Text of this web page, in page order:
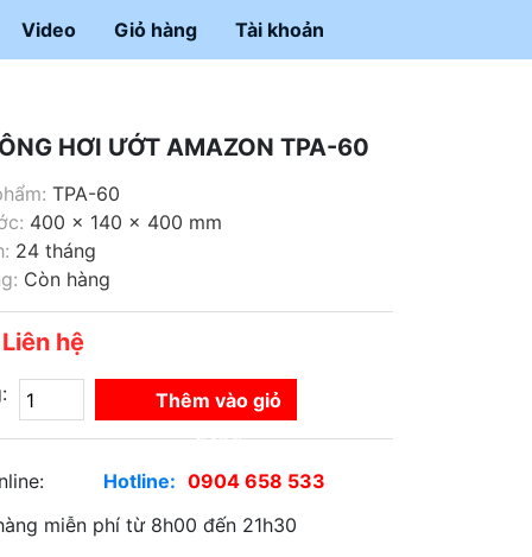
Video Giỏ hàng
Tài khoản
HƠI ƯỚT AMAZON TPA-60
TPA-60
400 × 140 × 400 mm
24 tháng
Còn hàng
Liên hệ
Máy
xông
ướt
TPA-
Thêm vào giỏ
hàng
Hotline: 0904 658 533
miễn phí từ 8h00 đến 21h30